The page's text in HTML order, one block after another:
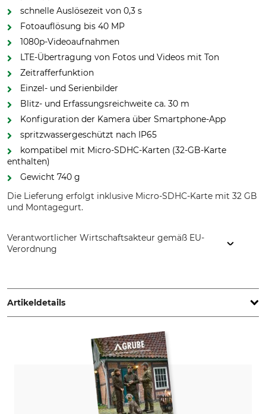
schnelle Auslösezeit von 0,3 s
Fotoauflösung bis 40 MP
1080p-Videoaufnahmen
LTE-Übertragung von Fotos und Videos mit Ton
Zeitrafferfunktion
Einzel- und Serienbilder
Blitz- und Erfassungsreichweite ca. 30 m
Konfiguration der Kamera über Smartphone-App
spritzwassergeschützt nach IP65
kompatibel mit Micro-SDHC-Karten (32-GB-Karte
enthalten)
Gewicht 740 g
Die Lieferung erfolgt inklusive Micro-SDHC-Karte mit 32 GB
und Montagegurt.
Verantwortlicher Wirtschaftsakteur gemäß EU-
Verordnung
www.spypoint.store
Artikeldetails
Akku/Batterie enthalten
Nein
IP-Schutzart
IP65